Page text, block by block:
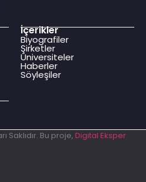
İçerikler
Biyografiler
Şirketler
Üniversiteler
Haberler
Söyleşiler
Saklıdır. Bu proje, Digital Eksper